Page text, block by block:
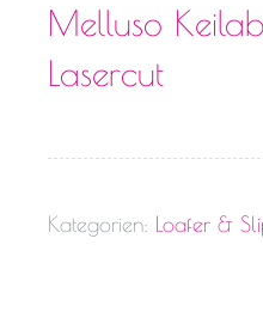
Melluso
Lasercut
Kategorien: Loafer &